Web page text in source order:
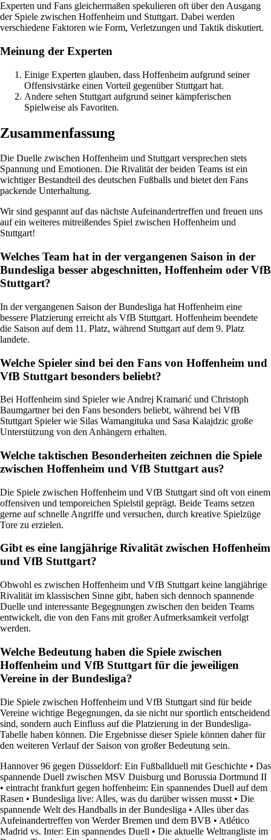
Experten und Fans gleichermaßen spekulieren oft über den Ausgang
der Spiele zwischen Hoffenheim und Stuttgart. Dabei werden
verschiedene Faktoren wie Form, Verletzungen und Taktik diskutiert.
Meinung der Experten
Einige Experten glauben, dass Hoffenheim aufgrund seiner
Offensivstärke einen Vorteil gegenüber Stuttgart hat.
Andere sehen Stuttgart aufgrund seiner kämpferischen
Spielweise als Favoriten.
Zusammenfassung
Die Duelle zwischen Hoffenheim und Stuttgart versprechen stets
Spannung und Emotionen. Die Rivalität der beiden Teams ist ein
wichtiger Bestandteil des deutschen Fußballs und bietet den Fans
packende Unterhaltung.
Wir sind gespannt auf das nächste Aufeinandertreffen und freuen uns
auf ein weiteres mitreißendes Spiel zwischen Hoffenheim und
Stuttgart!
Welches Team hat in der vergangenen Saison in der
Bundesliga besser abgeschnitten, Hoffenheim oder VfB
Stuttgart?
In der vergangenen Saison der Bundesliga hat Hoffenheim eine
bessere Platzierung erreicht als VfB Stuttgart. Hoffenheim beendete
die Saison auf dem 11. Platz, während Stuttgart auf dem 9. Platz
landete.
Welche Spieler sind bei den Fans von Hoffenheim und
VfB Stuttgart besonders beliebt?
Bei Hoffenheim sind Spieler wie Andrej Kramarić und Christoph
Baumgartner bei den Fans besonders beliebt, während bei VfB
Stuttgart Spieler wie Silas Wamangituka und Sasa Kalajdzic große
Unterstützung von den Anhängern erhalten.
Welche taktischen Besonderheiten zeichnen die Spiele
zwischen Hoffenheim und VfB Stuttgart aus?
Die Spiele zwischen Hoffenheim und VfB Stuttgart sind oft von einem
offensiven und temporeichen Spielstil geprägt. Beide Teams setzen
gerne auf schnelle Angriffe und versuchen, durch kreative Spielzüge
Tore zu erzielen.
Gibt es eine langjährige Rivalität zwischen Hoffenheim
und VfB Stuttgart?
Obwohl es zwischen Hoffenheim und VfB Stuttgart keine langjährige
Rivalität im klassischen Sinne gibt, haben sich dennoch spannende
Duelle und interessante Begegnungen zwischen den beiden Teams
entwickelt, die von den Fans mit großer Aufmerksamkeit verfolgt
werden.
Welche Bedeutung haben die Spiele zwischen
Hoffenheim und VfB Stuttgart für die jeweiligen
Vereine in der Bundesliga?
Die Spiele zwischen Hoffenheim und VfB Stuttgart sind für beide
Vereine wichtige Begegnungen, da sie nicht nur sportlich entscheidend
sind, sondern auch Einfluss auf die Platzierung in der Bundesliga-
Tabelle haben können. Die Ergebnisse dieser Spiele können daher für
den weiteren Verlauf der Saison von großer Bedeutung sein.
Hannover 96 gegen Düsseldorf: Ein Fußballduell mit Geschichte • Das
spannende Duell zwischen MSV Duisburg und Borussia Dortmund II
• eintracht frankfurt gegen hoffenheim: Ein spannendes Duell auf dem
Rasen • Bundesliga live: Alles, was du darüber wissen musst • Die
spannende Welt des Handballs in der Bundesliga • Alles über das
Aufeinandertreffen von Werder Bremen und dem BVB • Atlético
Madrid vs. Inter: Ein spannendes Duell • Die aktuelle Weltrangliste im